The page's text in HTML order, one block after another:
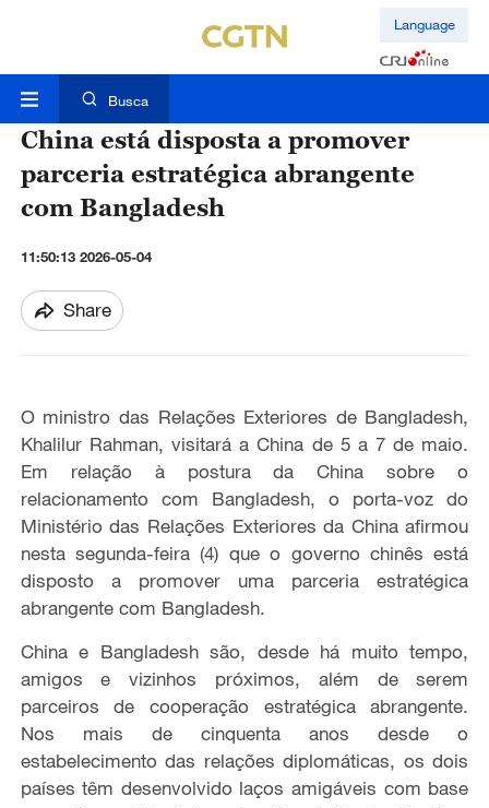
Language
Busca
China está disposta a promover
parceria estratégica abrangente
com Bangladesh
11:50:13 2026-05-04
Share
O ministro das Relações Exteriores de Bangladesh,
Khalilur Rahman, visitará a China de 5 a 7 de maio.
Em relação à postura da China sobre o
relacionamento com Bangladesh, o porta-voz do
Ministério das Relações Exteriores da China afirmou
nesta segunda-feira (4) que o governo chinês está
disposto a promover uma parceria estratégica
abrangente com Bangladesh.
China e Bangladesh são, desde há muito tempo,
amigos e vizinhos próximos, além de serem
parceiros de cooperação estratégica abrangente.
Nos mais de cinquenta anos desde o
estabelecimento das relações diplomáticas, os dois
países têm desenvolvido laços amigáveis com base